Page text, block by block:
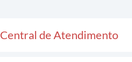
Central de Atendimento